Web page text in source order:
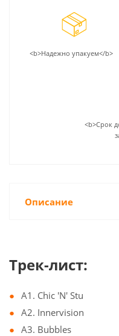
<b>Надежно упакуем</b>
<b>Срок
Описание
Трек-лист:
A1. Chic 'N' Stu
A2. Innervision
A3. Bubbles